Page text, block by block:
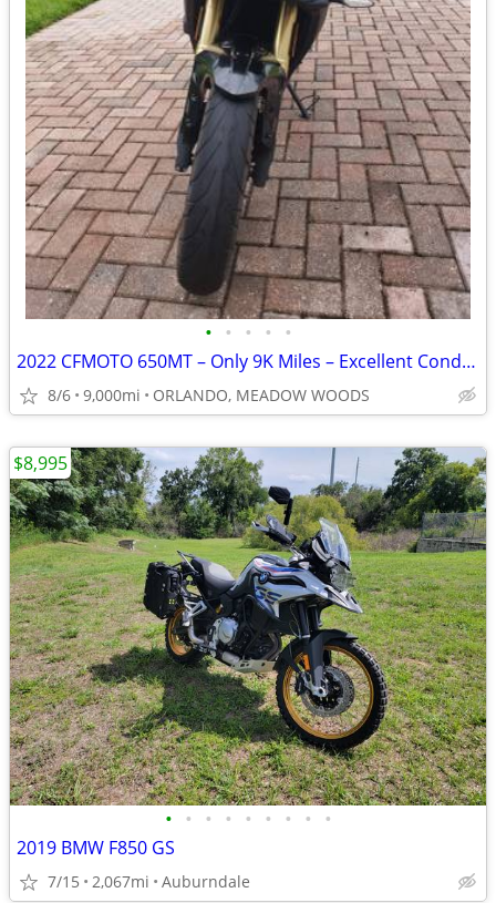
• • • • •
2022 CFMOTO 650MT – Only 9K Miles – Excellent Condition – Clean Title
8/6 9,000mi ORLANDO, MEADOW WOODS
• • • • • • • • •
2019 BMW F850 GS
7/15 2,067mi Auburndale
$8,995